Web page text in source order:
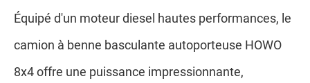
Équipé d'un moteur diesel hautes performances, le
camion à benne basculante autoporteuse HOWO
8x4 offre une puissance impressionnante,